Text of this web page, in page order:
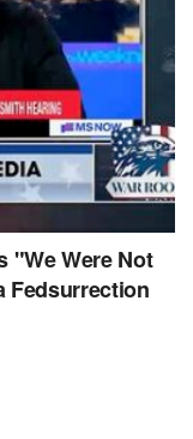
"We Were Not
Fedsurrection